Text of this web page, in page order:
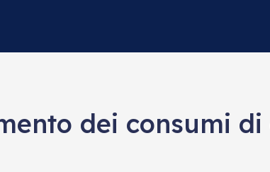
dei consumi